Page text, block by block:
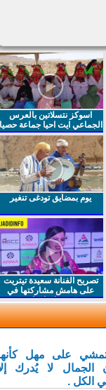
اسوكز نتسلاتين بالعرس
الجماعي ايت احيا جماعة حصيا
يوم بمضايق تودغى تنغير
تصريح الفنانة سعيدة تيتريت
على هامش مشاركتها في
مهرجان افران
تمشي على مهل كأنها
لا يُدرك إلا
الكل .